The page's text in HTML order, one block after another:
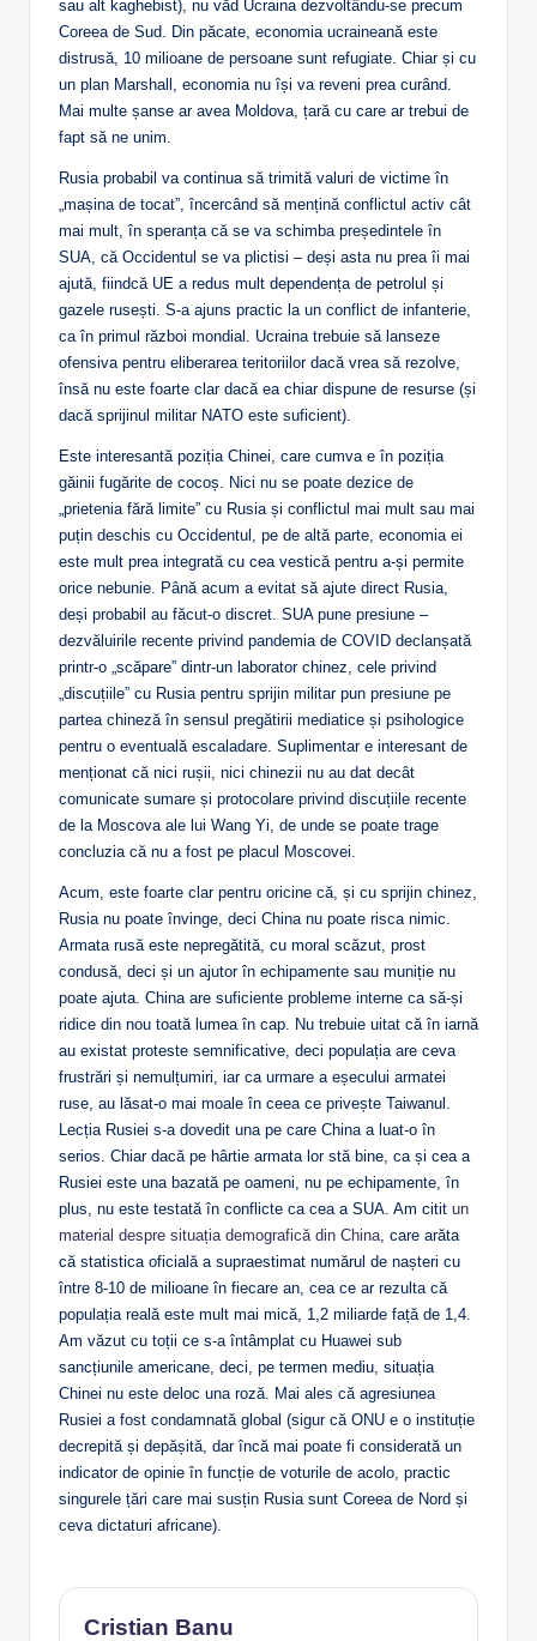
sau alt kaghebist), nu văd Ucraina dezvoltându-se precum
Coreea de Sud. Din păcate, economia ucraineană este
distrusă, 10 milioane de persoane sunt refugiate. Chiar și cu
un plan Marshall, economia nu își va reveni prea curând.
Mai multe șanse ar avea Moldova, țară cu care ar trebui de
fapt să ne unim.
Rusia probabil va continua să trimită valuri de victime în
„mașina de tocat”, încercând să mențină conflictul activ cât
mai mult, în speranța că se va schimba președintele în
SUA, că Occidentul se va plictisi – deși asta nu prea îi mai
ajută, fiindcă UE a redus mult dependența de petrolul și
gazele rusești. S-a ajuns practic la un conflict de infanterie,
ca în primul război mondial. Ucraina trebuie să lanseze
ofensiva pentru eliberarea teritoriilor dacă vrea să rezolve,
însă nu este foarte clar dacă ea chiar dispune de resurse (și
dacă sprijinul militar NATO este suficient).
Este interesantă poziția Chinei, care cumva e în poziția
găinii fugărite de cocoș. Nici nu se poate dezice de
„prietenia fără limite” cu Rusia și conflictul mai mult sau mai
puțin deschis cu Occidentul, pe de altă parte, economia ei
este mult prea integrată cu cea vestică pentru a-și permite
orice nebunie. Până acum a evitat să ajute direct Rusia,
deși probabil au făcut-o discret. SUA pune presiune –
dezvăluirile recente privind pandemia de COVID declanșată
printr-o „scăpare” dintr-un laborator chinez, cele privind
„discuțiile” cu Rusia pentru sprijin militar pun presiune pe
partea chineză în sensul pregătirii mediatice și psihologice
pentru o eventuală escaladare. Suplimentar e interesant de
menționat că nici rușii, nici chinezii nu au dat decât
comunicate sumare și protocolare privind discuțiile recente
de la Moscova ale lui Wang Yi, de unde se poate trage
concluzia că nu a fost pe placul Moscovei.
Acum, este foarte clar pentru oricine că, și cu sprijin chinez,
Rusia nu poate învinge, deci China nu poate risca nimic.
Armata rusă este nepregătită, cu moral scăzut, prost
condusă, deci și un ajutor în echipamente sau muniție nu
poate ajuta. China are suficiente probleme interne ca să-și
ridice din nou toată lumea în cap. Nu trebuie uitat că în iarnă
au existat proteste semnificative, deci populația are ceva
frustrări și nemulțumiri, iar ca urmare a eșecului armatei
ruse, au lăsat-o mai moale în ceea ce privește Taiwanul.
Lecția Rusiei s-a dovedit una pe care China a luat-o în
serios. Chiar dacă pe hârtie armata lor stă bine, ca și cea a
Rusiei este una bazată pe oameni, nu pe echipamente, în
plus, nu este testată în conflicte ca cea a SUA. Am citit un
material despre situația demografică din China , care arăta
că statistica oficială a supraestimat numărul de nașteri cu
între 8-10 de milioane în fiecare an, cea ce ar rezulta că
populația reală este mult mai mică, 1,2 miliarde față de 1,4.
Am văzut cu toții ce s-a întâmplat cu Huawei sub
sancțiunile americane, deci, pe termen mediu, situația
Chinei nu este deloc una roză. Mai ales că agresiunea
Rusiei a fost condamnată global (sigur că ONU e o instituție
decrepită și depășită, dar încă mai poate fi considerată un
indicator de opinie în funcție de voturile de acolo, practic
singurele țări care mai susțin Rusia sunt Coreea de Nord și
ceva dictaturi africane).
Cristian Banu